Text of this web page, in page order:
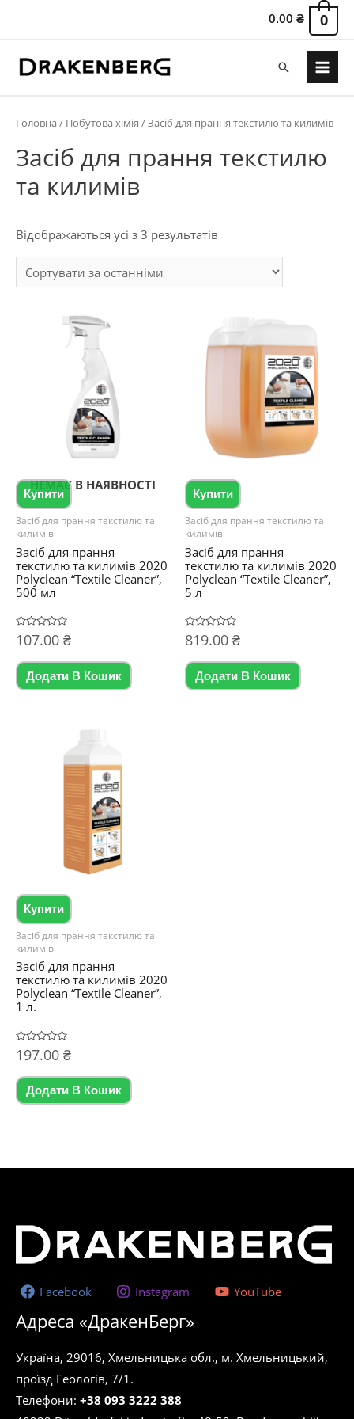
0.00₴ 0
Пошук
Main
Головна/ Побутова хімія / Засіб для прання текстилю та килимів
Засіб для прання текстилю
та килимів
Відображаються усі з 3 результатів
за
НЕМАЄ В НАЯВНОСТІ
Купити
Засіб для прання текстилю та
килимів
Засіб для прання
текстилю та килимів 2020
Polyclean “Textile Cleaner”,
500 мл
Оцінено
в
з
107.00 ₴
Додати В Кошик
Купити
Засіб для прання текстилю та
килимів
Засіб для прання
текстилю та килимів 2020
Polyclean “Textile Cleaner”,
5 л
Оцінено
в
з
819.00 ₴
Додати В Кошик
Купити
Засіб для прання текстилю та
килимів
Засіб для прання
текстилю та килимів 2020
Polyclean “Textile Cleaner”,
1 л.
Оцінено
в
з
197.00 ₴
Додати В Кошик
Facebook Instagram YouTube
Адреса «ДракенБерг»
Україна, 29016, Хмельницька обл., м. Хмельницький,
проїзд Геологів, 7/1.
Телефони: +38 093 3222 388